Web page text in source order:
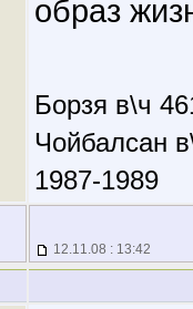
образ
Борзя в\ч
Чойбалсан
1987-1989
12.11.08 : 13:42